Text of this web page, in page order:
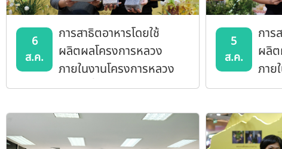
6
ส.ค.
การสาธิตอาหารโดยใช้
ผลิตผลโครงการหลวง
ภายในงานโครงการหลวง
57 วันที่ 6 สิงหาคม 2569
5
ส.ค.
การ
ผลิต
ภาย
57